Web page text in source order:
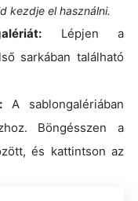
kezdje el használni.
Lépjen a
sarkában található
A sablongalériában
Böngésszen a
és kattintson az